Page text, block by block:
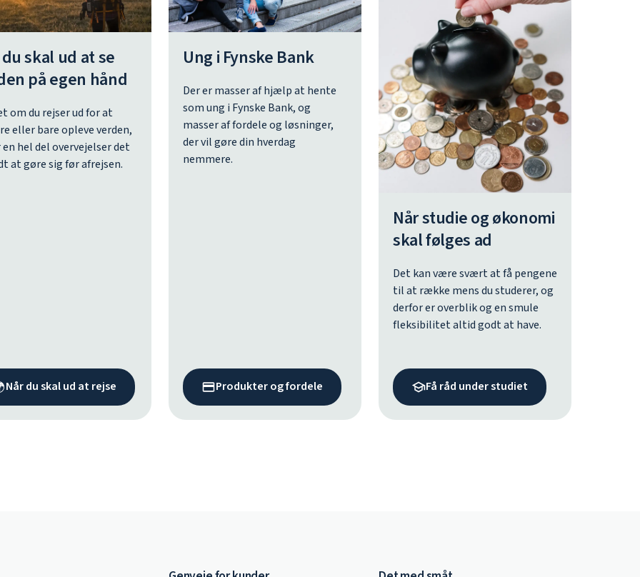
skal ud at se
på egen hånd
om du rejser ud for at
eller bare opleve verden,
en hel del overvejelser det
at gøre sig før afrejsen.
Når du skal ud at rejse
Ung i Fynske Bank
Der er masser af hjælp at hente
som ung i Fynske Bank, og
masser af fordele og løsninger,
der vil gøre din hverdag
nemmere.
Produkter og fordele
Når studie og økonomi
skal følges ad
Det kan være svært at få pengene
til at række mens du studerer, og
derfor er overblik og en smule
fleksibilitet altid godt at have.
Få råd under studiet